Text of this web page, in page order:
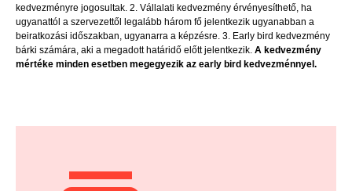
kedvezményre jogosultak. 2. Vállalati kedvezmény érvényesíthető, ha
ugyanattól a szervezettől legalább három fő jelentkezik ugyanabban a
beiratkozási időszakban, ugyanarra a képzésre. 3. Early bird kedvezmény
bárki számára, aki a megadott határidő előtt jelentkezik. A kedvezmény
mértéke minden esetben megegyezik az early bird kedvezménnyel.